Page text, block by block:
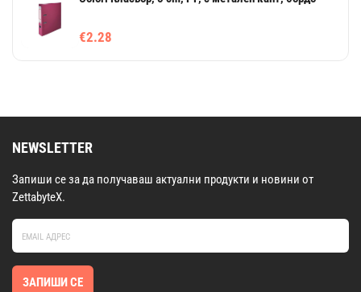
€2.28
NEWSLETTER
Запиши се за да получаваш актуални продукти и новини от
ZettabyteX.
ЗАПИШИ СЕ